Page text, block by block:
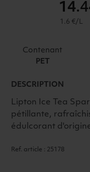
14
1.6 €/L
Contenant
PET
DESCRIPTION
Lipton Ice Tea
pétillante,
édulcorant
Ref. article : 25178